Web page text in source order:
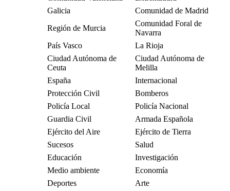
Galicia
Comunidad de Madrid
Región de Murcia
Comunidad Foral de
Navarra
País Vasco
La Rioja
Ciudad Autónoma de
Ceuta
Ciudad Autónoma de
Melilla
España
Internacional
Protección Civil
Bomberos
Policía Local
Policía Nacional
Guardia Civil
Armada Española
Ejército del Aire
Ejército de Tierra
Sucesos
Salud
Educación
Investigación
Medio ambiente
Economía
Deportes
Arte